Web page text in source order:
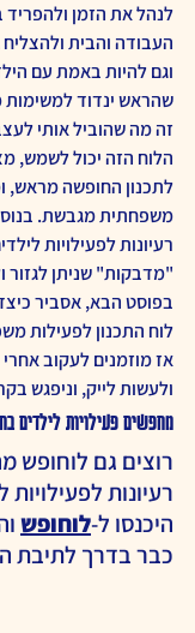
לנהל את הזמן ולהפריד
העבודה והבית
וגם להיות באמת עם
שהראש ינדוד
זה מה שהוביל אותי
הלוח הזה יכול לשמש,
לתכנון החופשה מראש,
משפחתית מגבשת.
רעיונות לפעילויות
"מדבקות" שניתן לגזור
בפוסט הבא, אסביר
לוח התכנון לפעילות
אז מוזמנים לעקוב
ולעשות לייק, וניפגש
מחפשים פעילויות לילדים
רוצים גם לוחופש
רעיונות
היכנסו ל-לוחופש
כבר בדרך לתיבת